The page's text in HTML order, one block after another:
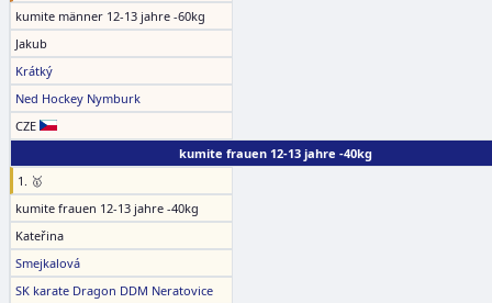
kumite männer 12-13 jahre -60kg
Jakub
Krátký
Ned Hockey Nymburk
CZE
kumite frauen 12-13 jahre -40kg
1. 🥇
kumite frauen 12-13 jahre -40kg
Kateřina
Smejkalová
SK karate Dragon DDM Neratovice